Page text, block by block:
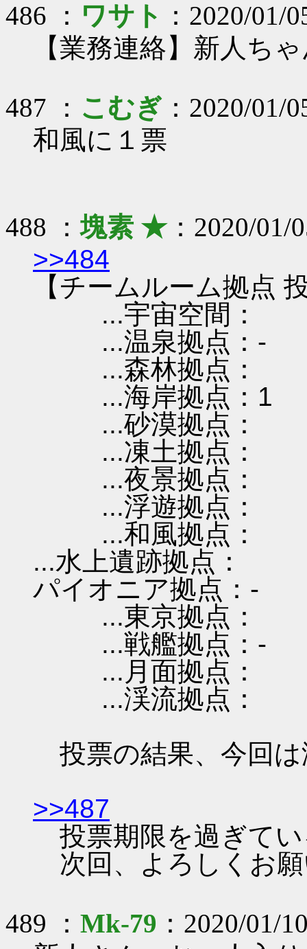
486 ： ワサト ：2020/01/
【業務連絡】新人ち
487 ： こむぎ ：2020/01/
和風に１票
488 ：塊素 ★：2020/01/
>>484
【チームルーム拠点
...宇宙空間：
...温泉拠点：-
...森林拠点：
...海岸拠点：1
...砂漠拠点：
...凍土拠点：
...夜景拠点：
...浮遊拠点：
...和風拠点：
...水上遺跡拠点：
パイオニア拠点：-
...東京拠点：
...戦艦拠点：-
...月面拠点：
...渓流拠点：
投票の結果、今回
>>487
投票期限を過ぎて
次回、よろしくお
489 ： Mk-79 ：2020/01/